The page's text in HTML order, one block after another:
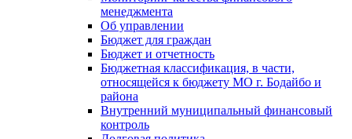
менеджмента
Об управлении
Бюджет для граждан
Бюджет и отчетность
Бюджетная классификация, в части,
относящейся к бюджету МО г. Бодайбо и
района
Внутренний муниципальный финансовый
контроль